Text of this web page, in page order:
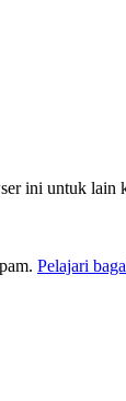
ini untuk lain
Pelajari